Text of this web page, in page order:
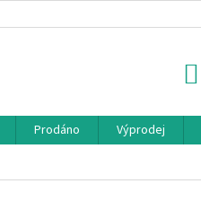
Prodáno Výprodej